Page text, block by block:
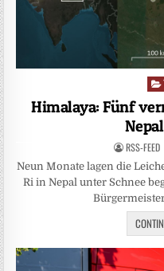
Himalaya: Fünf
RSS-FEED
Neun Monate lagen die
Ri in Nepal unter Schnee